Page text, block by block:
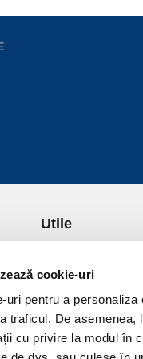
cookie-uri
uri pentru a
traficul. De
cu privire la modul în
Utile
Transport si Plata
Politica de Returnare
Politica de
Politica Cookies
Termeni si conditii